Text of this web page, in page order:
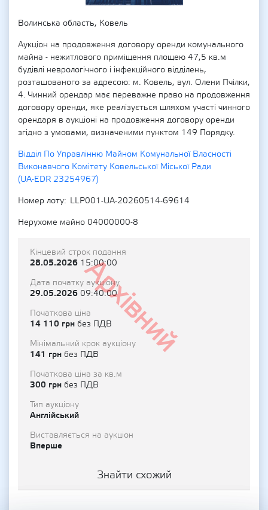
Волинська область, Ковель
Аукціон на продовження договору оренди комунального
майна - нежитлового приміщення площею 47,5 кв.м
будівлі неврологічного і інфекційного відділень,
розташованого за адресою: м. Ковель, вул. Олени Пчілки,
4. Чинний орендар має переважне право на продовження
договору оренди, яке реалізується шляхом участі чинного
орендаря в аукціоні на продовження договору оренди
згідно з умовами, визначеними пунктом 149 Порядку.
Відділ По Управлінню Майном Комунальної Власності
Виконавчого Комітету Ковельської Міської Ради
(UA-EDR 23254967)
Номер лоту
LLP001-UA-20260514-69614
Нерухоме майно 04000000-8
Архівний
Кінцевий строк подання
28.05.2026 15:00:00
Дата початку аукціону
29.05.2026 09:40:00
Початкова ціна
14 110 грн без ПДВ
Мінімальний крок аукціону
141 грн без ПДВ
Початкова ціна за кв.м
300 грн без ПДВ
Тип аукціону
Англійський
Виставляється на аукціон
Вперше
Знайти схожий